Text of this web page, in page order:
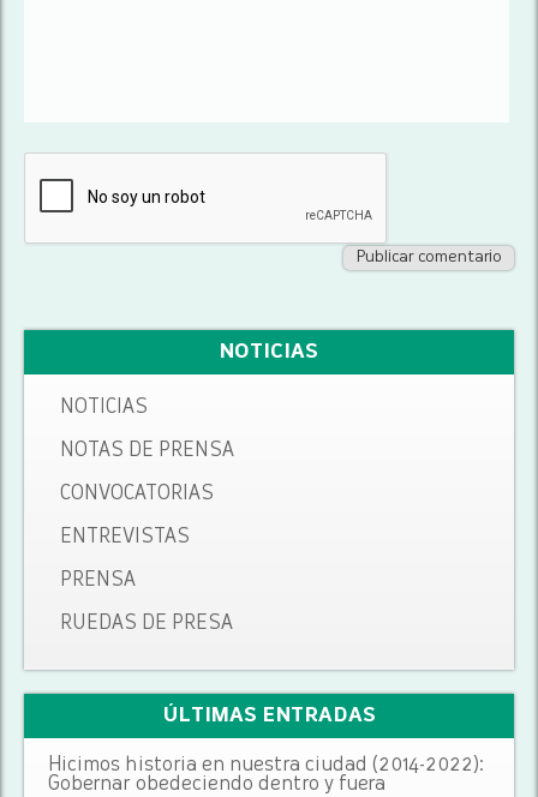
NOTICIAS
NOTICIAS
NOTAS DE PRENSA
CONVOCATORIAS
ENTREVISTAS
PRENSA
RUEDAS DE PRESA
ÚLTIMAS ENTRADAS
Hicimos historia en nuestra ciudad (2014-2022):
Gobernar obedeciendo dentro y fuera